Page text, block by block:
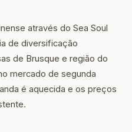
através do Sea Soul
de diversificação
de Brusque e região do
mercado de segunda
é aquecida e os preços